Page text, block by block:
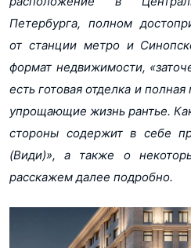
Банк
Газпромбанк
Банк
ВТБ
Показать
Петербурга, полном
от станции метро и
формат недвижимости,
есть готовая отделка и
упрощающие жизнь рантье.
стороны содержит в себе
(Види)», а также о
расскажем далее подробно.